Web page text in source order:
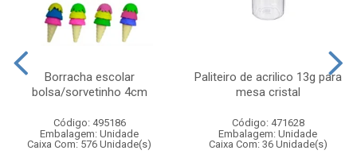
Borracha escolar
bolsa/sorvetinho 4cm
Código: 495186
Embalagem: Unidade
Caixa Com: 576 Unidade(s)
Paliteiro de acrilico 13g para
mesa cristal
Código: 471628
Embalagem: Unidade
Caixa Com: 36 Unidade(s)